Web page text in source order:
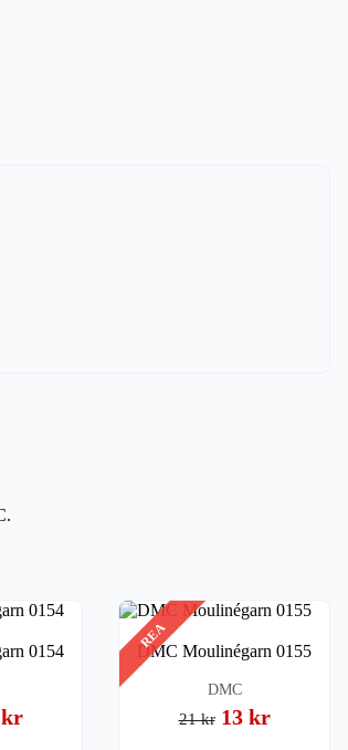
0154
kr
REA
DMC Moulinégarn 0155
DMC
21 kr 13 kr